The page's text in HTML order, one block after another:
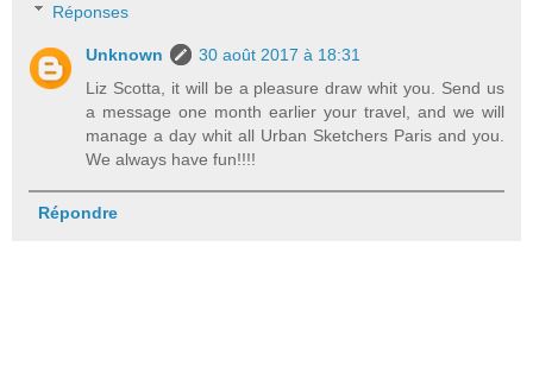
Réponses
Unknown
30 août 2017 à 18:31
Liz Scotta, it will be a pleasure draw whit you. Send us
a message one month earlier your travel, and we will
manage a day whit all Urban Sketchers Paris and you.
We always have fun!!!!
Répondre